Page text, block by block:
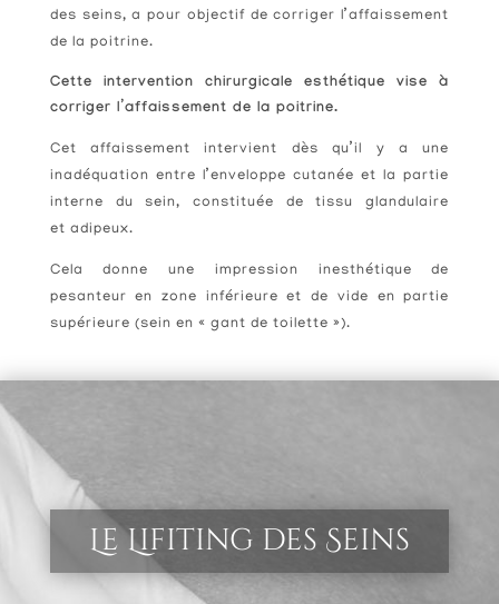
des seins, a pour objectif de corriger l’affaissement
de la poitrine.
Cette intervention chirurgicale esthétique vise à
corriger l’affaissement de la poitrine.
Cet affaissement intervient dès qu’il y a une
inadéquation entre l’enveloppe cutanée et la partie
interne du sein, constituée de tissu glandulaire
et adipeux.
Cela donne une impression inesthétique de
pesanteur en zone inférieure et de vide en partie
supérieure (sein en « gant de toilette »).
Le Lifiting des Seins